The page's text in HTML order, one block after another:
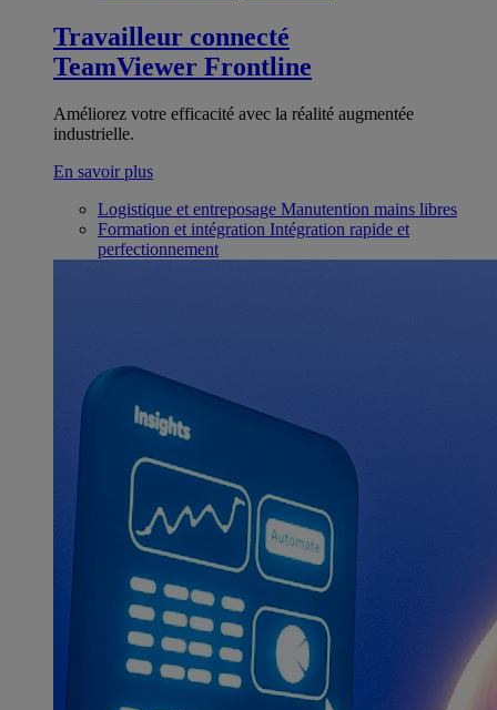
Travailleur connecté
TeamViewer Frontline
Améliorez votre efficacité avec la réalité augmentée
industrielle.
En savoir plus
Logistique et entreposage Manutention mains libres
Formation et intégration Intégration rapide et
perfectionnement